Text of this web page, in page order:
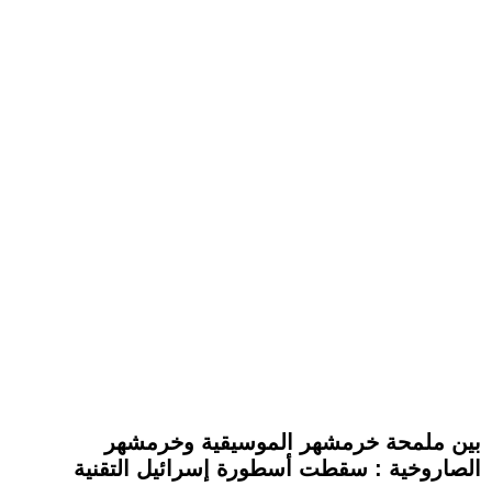
بين ملمحة خرمشهر الموسيقية وخرمشهر
الصاروخية : سقطت أسطورة إسرائيل التقنية